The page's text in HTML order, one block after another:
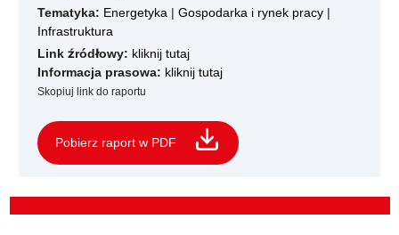
Tematyka: Energetyka | Gospodarka i rynek pracy |
Infrastruktura
Link źródłowy: kliknij tutaj
Informacja prasowa: kliknij tutaj
Skopiuj link do raportu
Pobierz raport w PDF